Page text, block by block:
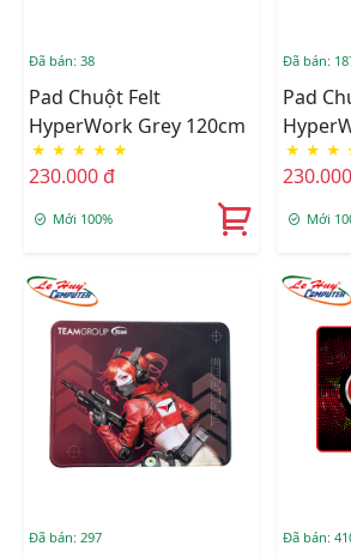
Đã bán: 38
Pad Chuột Felt
HyperWork Grey 120cm
★ ★ ★ ★ ★
230.000 đ
Mới 100%
Đã bán:
Pad
★ ★ ★
Mới
Đã bán: 297 Đã bán: